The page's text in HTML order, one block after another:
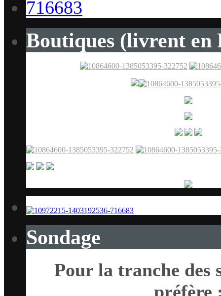
Boutiques (livrent en
Sondage
Pour la tranche des
préfère